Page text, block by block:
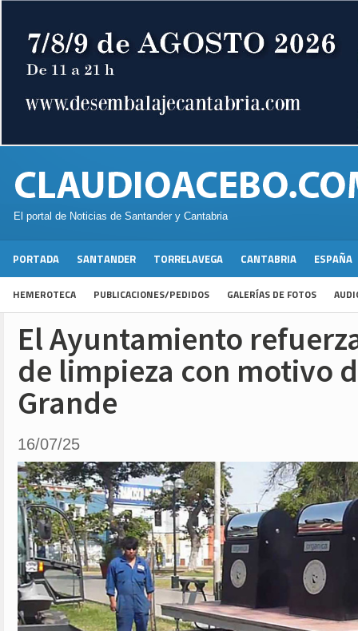
El portal de Noticias de Santander y Cantabria
PORTADA SANTANDER TORRELAVEGA CANTABRIA ESPAÑA
HEMEROTECA PUBLICACIONES/PEDIDOS GALERÍAS DE FOTOS
El Ayuntamiento
de limpieza con motivo
Grande
16/07/25